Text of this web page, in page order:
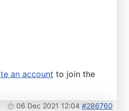
an account to join the
06 Dec 2021 12:04 #286760